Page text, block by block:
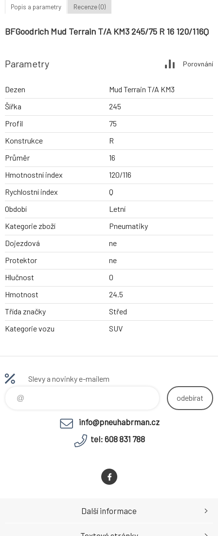
Popis a parametry Recenze (0)
BFGoodrich Mud Terrain T/A KM3 245/75 R 16 120/116Q
Parametry Porovnání
Dezen
Mud Terrain T/A KM3
Šířka
245
Profil
75
Konstrukce
R
Průměr
16
Hmotnostní index
120/116
Rychlostní index
Q
Období
Letní
Kategorie zboží
Pneumatiky
Dojezdová
ne
Protektor
ne
Hlučnost
0
Hmotnost
24.5
Třída značky
Střed
Kategorie vozu
SUV
Slevy a novinky e-mailem
odebírat
info@pneuhabrman.cz
tel: 608 831 788
Další informace